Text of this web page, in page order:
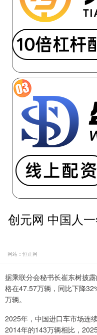
创元网 中国人
网站：恒正网
据乘联分会秘书长崔东树披
格在47.57万辆，同比下降
万辆。
2025年，中国进口车市场连
2014年的143万辆相比，